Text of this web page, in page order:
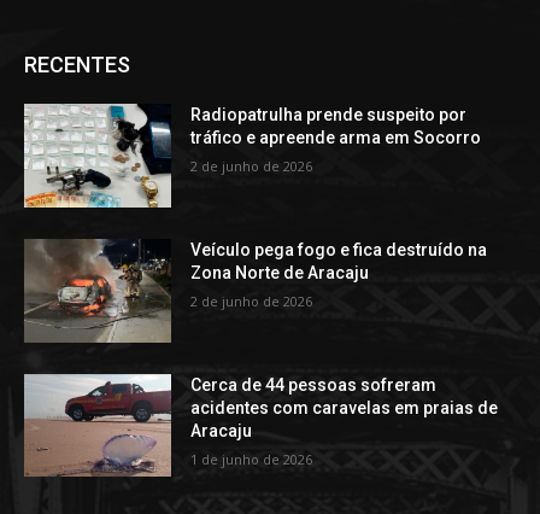
RECENTES
Radiopatrulha prende suspeito por
tráfico e apreende arma em Socorro
2 de junho de 2026
Veículo pega fogo e fica destruído na
Zona Norte de Aracaju
2 de junho de 2026
Cerca de 44 pessoas sofreram
acidentes com caravelas em praias de
Aracaju
1 de junho de 2026